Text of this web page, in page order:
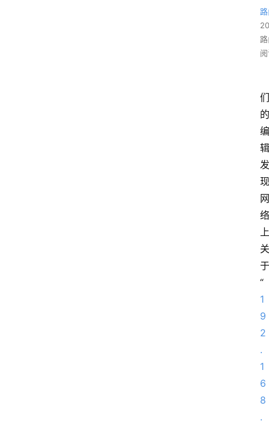
们
的
编
辑
发
现
网
络
上
关
于
“
1
9
2
.
1
6
8
.